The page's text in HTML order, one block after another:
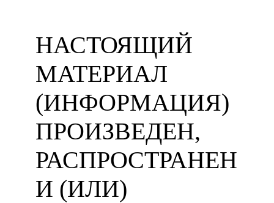
НАСТОЯЩИЙ
МАТЕРИАЛ
(ИНФОРМАЦИЯ)
ПРОИЗВЕДЕН,
РАСПРОСТРАНЕН
И (ИЛИ)